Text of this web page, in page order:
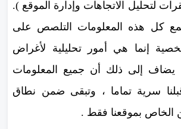
لتحليل الاتجاهات وإدارة الموقع ).
كل هذه المعلومات التلصص على
إنما هي أمور تحليلية لأغراض
يضاف إلى ذلك أن جميع المعلومات
سرية تماما ، وتبقى ضمن نطاق
الخاص بموقعنا فقط .